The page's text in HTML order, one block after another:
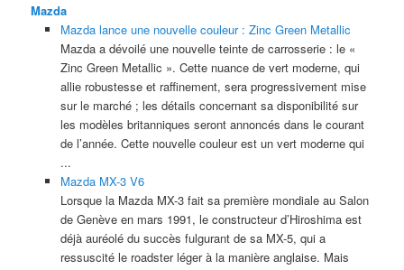
Mazda
Mazda lance une nouvelle couleur : Zinc Green Metallic
Mazda a dévoilé une nouvelle teinte de carrosserie : le «
Zinc Green Metallic ». Cette nuance de vert moderne, qui
allie robustesse et raffinement, sera progressivement mise
sur le marché ; les détails concernant sa disponibilité sur
les modèles britanniques seront annoncés dans le courant
de l’année. Cette nouvelle couleur est un vert moderne qui
...
Mazda MX-3 V6
Lorsque la Mazda MX-3 fait sa première mondiale au Salon
de Genève en mars 1991, le constructeur d’Hiroshima est
déjà auréolé du succès fulgurant de sa MX-5, qui a
ressuscité le roadster léger à la manière anglaise. Mais